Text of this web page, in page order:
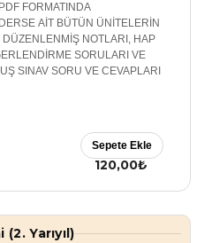
FORMATINDA
AİT BÜTÜN ÜNİTELERİN
NOTLARI, HAP
SORULARI VE
SINAV SORU VE CEVAPLARI
120,00₺
Sepete Ekle
Yarıyıl)